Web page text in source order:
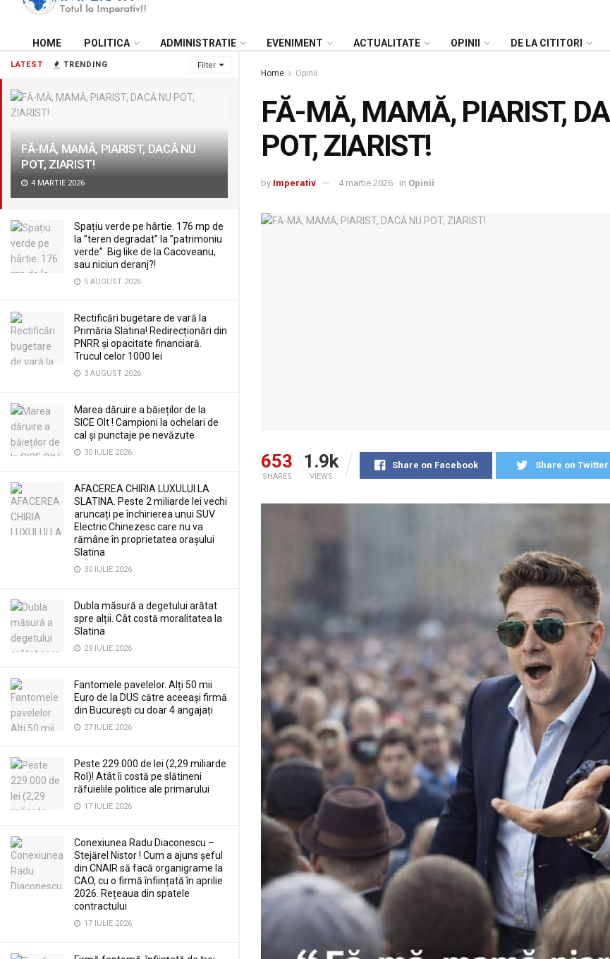
LATEST TRENDING Filter
FĂ-MĂ, MAMĂ, PIARIST, DACĂ NU
POT, ZIARIST!
4 MARTIE 2026
Spațiu verde pe hârtie. 176 mp de
la ”teren degradat” la ”patrimoniu
verde”. Big like de la Cacoveanu,
sau niciun deranj?!
5 AUGUST 2026
Rectificări bugetare de vară la
Primăria Slatina! Redirecționări din
PNRR și opacitate financiară.
Trucul celor 1000 lei
3 AUGUST 2026
Marea dăruire a băieților de la
SICE Olt ! Campioni la ochelari de
cal și punctaje pe nevăzute
30 IULIE 2026
AFACEREA CHIRIA LUXULUI LA
SLATINA. Peste 2 miliarde lei vechi
aruncați pe închirierea unui SUV
Electric Chinezesc care nu va
rămâne în proprietatea orașului
Slatina
30 IULIE 2026
Dubla măsură a degetului arătat
spre alții. Cât costă moralitatea la
Slatina
29 IULIE 2026
Fantomele pavelelor. Alți 50 mii
Euro de la DUS către aceeași firmă
din București cu doar 4 angajați
27 IULIE 2026
Peste 229.000 de lei (2,29 miliarde
Rol)! Atât îi costă pe slătineni
răfuielile politice ale primarului
17 IULIE 2026
Conexiunea Radu Diaconescu –
Stejărel Nistor ! Cum a ajuns șeful
din CNAIR să facă organigrame la
CAO, cu o firmă înființată în aprilie
2026. Rețeaua din spatele
contractului
17 IULIE 2026
HOME POLITICA ADMINISTRATIE EVENIMENT ACTUALITATE OPINII DE LA CITITORI
Home Opinii
FĂ-MĂ, MAMĂ, PIARIST,
POT, ZIARIST!
by Imperativ 4 martie 2026 in Opinii
653
SHARES
1.9k
VIEWS
Share on Facebook Share on Twitter